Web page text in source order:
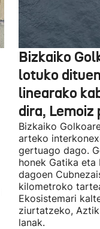
Bizkaiko
lotuko
linearako
dira, Lemoiz
Bizkaiko
arteko
gertuago dago.
honek Gatika eta
dagoen
kilometroko
Ekosistemari
ziurtatzeko,
lanak.